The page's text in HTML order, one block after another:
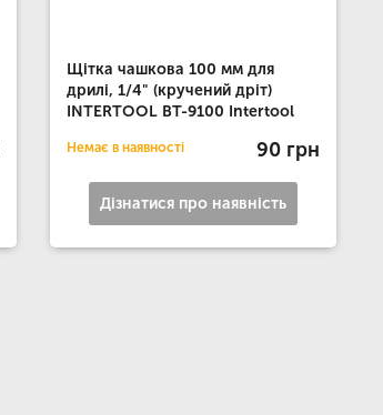
Щітка чашкова 100 мм для
дрилі, 1/4" (кручений дріт)
INTERTOOL BT-9100 Intertool
Немає в наявності 90 грн
Дізнатися про наявність